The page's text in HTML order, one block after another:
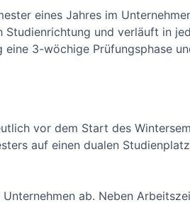
eines Jahres im
und verläuft in
3-wöchige Prüfungsphase
vor dem Start des
auf einen dualen
ab. Neben